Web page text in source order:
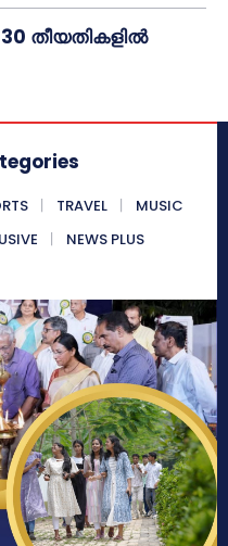
തീയതികളിൽ
TRAVEL
MUSIC
NEWS PLUS